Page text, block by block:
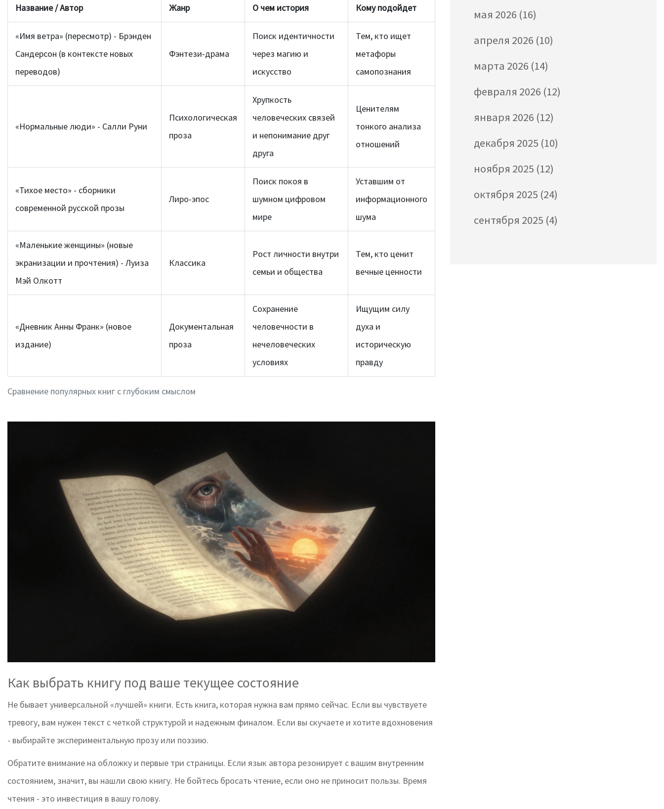
Сравнение популярных книг с глубоким смыслом
Название / Автор Жанр О чем история Кому подойдет
«Имя ветра» (пересмотр) - Брэнден
Сандерсон (в контексте новых
переводов)
Фэнтези-драма
Поиск идентичности
через магию и
искусство
Тем, кто ищет
метафоры
самопознания
«Нормальные люди» - Салли Руни
Психологическая
проза
Хрупкость
человеческих связей
и непонимание друг
друга
Ценителям
тонкого анализа
отношений
«Тихое место» - сборники
современной русской прозы
Лиро-эпос
Поиск покоя в
шумном цифровом
мире
Уставшим от
информационного
шума
«Маленькие женщины» (новые
экранизации и прочтения) - Луиза
Мэй Олкотт
Классика
Рост личности внутри
семьи и общества
Тем, кто ценит
вечные ценности
«Дневник Анны Франк» (новое
издание)
Документальная
проза
Сохранение
человечности в
нечеловеческих
условиях
Ищущим силу
духа и
историческую
правду
Как выбрать книгу под ваше текущее состояние
Не бывает универсальной «лучшей» книги. Есть книга, которая нужна вам прямо сейчас. Если вы чувствуете
тревогу, вам нужен текст с четкой структурой и надежным финалом. Если вы скучаете и хотите вдохновения
- выбирайте экспериментальную прозу или поэзию.
Обратите внимание на обложку и первые три страницы. Если язык автора резонирует с вашим внутренним
состоянием, значит, вы нашли свою книгу. Не бойтесь бросать чтение, если оно не приносит пользы. Время
чтения - это инвестиция в вашу голову.
мая 2026 (16)
апреля 2026 (10)
марта 2026 (14)
февраля 2026 (12)
января 2026 (12)
декабря 2025 (10)
ноября 2025 (12)
октября 2025 (24)
сентября 2025 (4)